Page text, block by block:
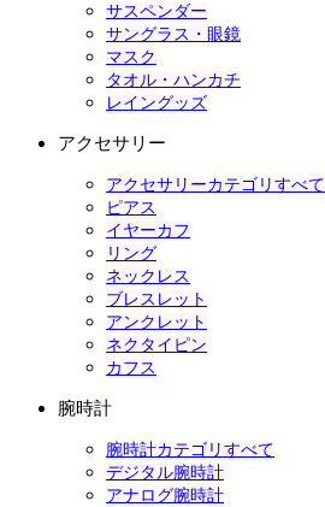
サスペンダー
サングラス・眼鏡
マスク
タオル・ハンカチ
レイングッズ
アクセサリー
アクセサリーカテゴリすべて
ピアス
イヤーカフ
リング
ネックレス
ブレスレット
アンクレット
ネクタイピン
カフス
腕時計
腕時計カテゴリすべて
デジタル腕時計
アナログ腕時計